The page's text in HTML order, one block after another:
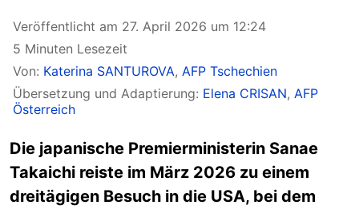
Veröffentlicht am 27. April 2026 um 12:24
5 Minuten Lesezeit
Von: Katerina SANTUROVA, AFP Tschechien
Übersetzung und Adaptierung: Elena CRISAN, AFP
Österreich
Die japanische Premierministerin Sanae
Takaichi reiste im März 2026 zu einem
dreitägigen Besuch in die USA, bei dem